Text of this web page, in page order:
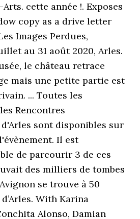
Arts. cette année !.Exposes
copy as a drive letter
Images Perdues,
au 31 août 2020, Arles.
le château retrace
mais une petite partie est
... Toutes les
Rencontres
sont disponibles sur
Il est
de parcourir 3 de ces
des milliers de tombes
se trouve à 50
With Karina
Alonso, Damian